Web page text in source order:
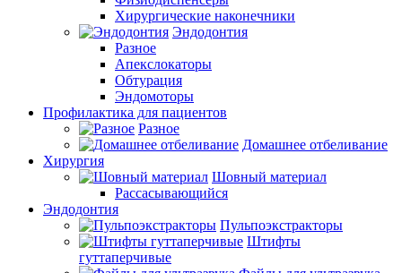
Хирургические наконечники
Эндодонтия
Разное
Апекслокаторы
Обтурация
Эндомоторы
Профилактика для пациентов
Разное
Домашнее отбеливание
Хирургия
Шовный материал
Рассасывающийся
Эндодонтия
Пульпоэкстракторы
Штифты
гуттаперчивые